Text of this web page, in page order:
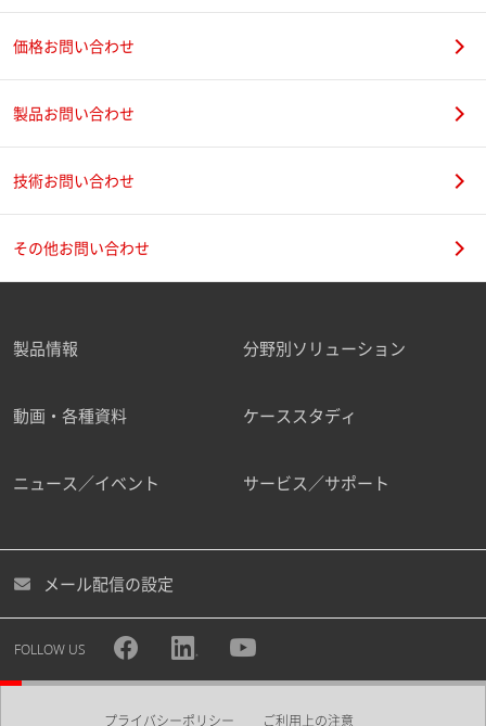
価格お問い合わせ
製品お問い合わせ
技術お問い合わせ
その他お問い合わせ
製品情報 分野別ソリューション
動画・各種資料 ケーススタディ
ニュース／イベント サービス／サポート
メール配信の設定
FOLLOW US
プライバシーポリシー ご利用上の注意